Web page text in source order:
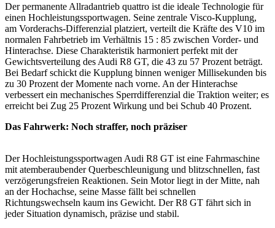
Der permanente Allradantrieb quattro ist die ideale Technologie für
einen Hoch­leistungssportwagen. Seine zentrale Visco-Kupplung,
am Vorderachs-Differenzial platziert, verteilt die Kräfte des V10 im
normalen Fahrbetrieb im Verhältnis 15 : 85 zwischen Vorder- und
Hinterachse. Diese Charakteristik harmoniert perfekt mit der
Gewichtsverteilung des Audi R8 GT, die 43 zu 57 Prozent beträgt.
Bei Bedarf schickt die Kupplung binnen weniger Millisekunden bis
zu 30 Prozent der Momente nach vorne. An der Hinterachse
verbessert ein mechanisches Sperrdifferenzial die Traktion weiter; es
erreicht bei Zug 25 Prozent Wirkung und bei Schub 40 Prozent.
Das Fahrwerk: Noch straffer, noch präziser
Der Hochleistungssportwagen Audi R8 GT ist eine Fahrmaschine
mit atem­beraubender Querbeschleunigung und blitzschnellen, fast
verzögerungsfreien Reaktionen. Sein Motor liegt in der Mitte, nah
an der Hochachse, seine Masse fällt bei schnellen
Richtungswechseln kaum ins Gewicht. Der R8 GT fährt sich in
jeder Situation dynamisch, präzise und stabil.